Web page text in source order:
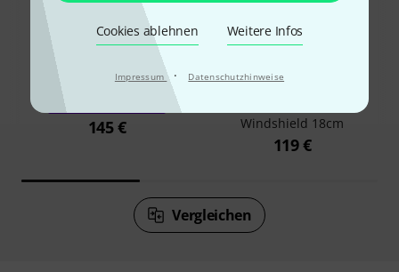
Cookies ablehnen Weitere Infos
Impressum · Datenschutzhinweise
29%
KAUFTEN
145 €
8%
KAUFTEN
Windshield 18cm
119 €
Vergleichen